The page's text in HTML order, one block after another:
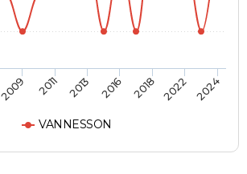
VANNESSON
2009 2011 2013 2016 2018 2022 2024